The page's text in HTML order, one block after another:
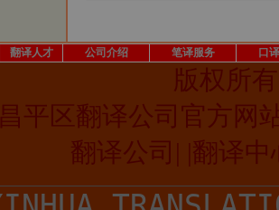
翻译人才 公司介绍 笔译服务 口
版权所
昌平区翻译公司官方网
翻译公司| |翻译